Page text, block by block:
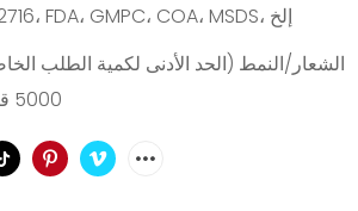
ISO22716، FDA، GMPC، COA، MSDS، إلخ
الشعار/النمط (الحد الأدنى لكمية الطلب
5000 قطعة)